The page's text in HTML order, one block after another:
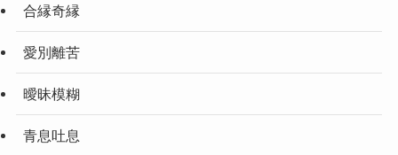
合縁奇縁
愛別離苦
曖昧模糊
青息吐息